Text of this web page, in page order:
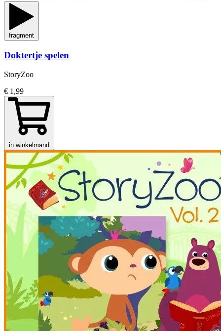
fragment
Doktertje spelen
StoryZoo
€ 1,99
in winkelmand